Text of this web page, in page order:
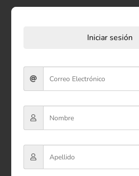
Iniciar sesión